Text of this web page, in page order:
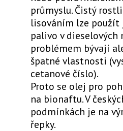
průmyslu. Čistý
lisováním lze použít
palivo v dieselových
problémem bývají
špatné vlastnosti
cetanové číslo).
Proto se olej pro
na bionaftu. V
podmínkách je na
řepky.